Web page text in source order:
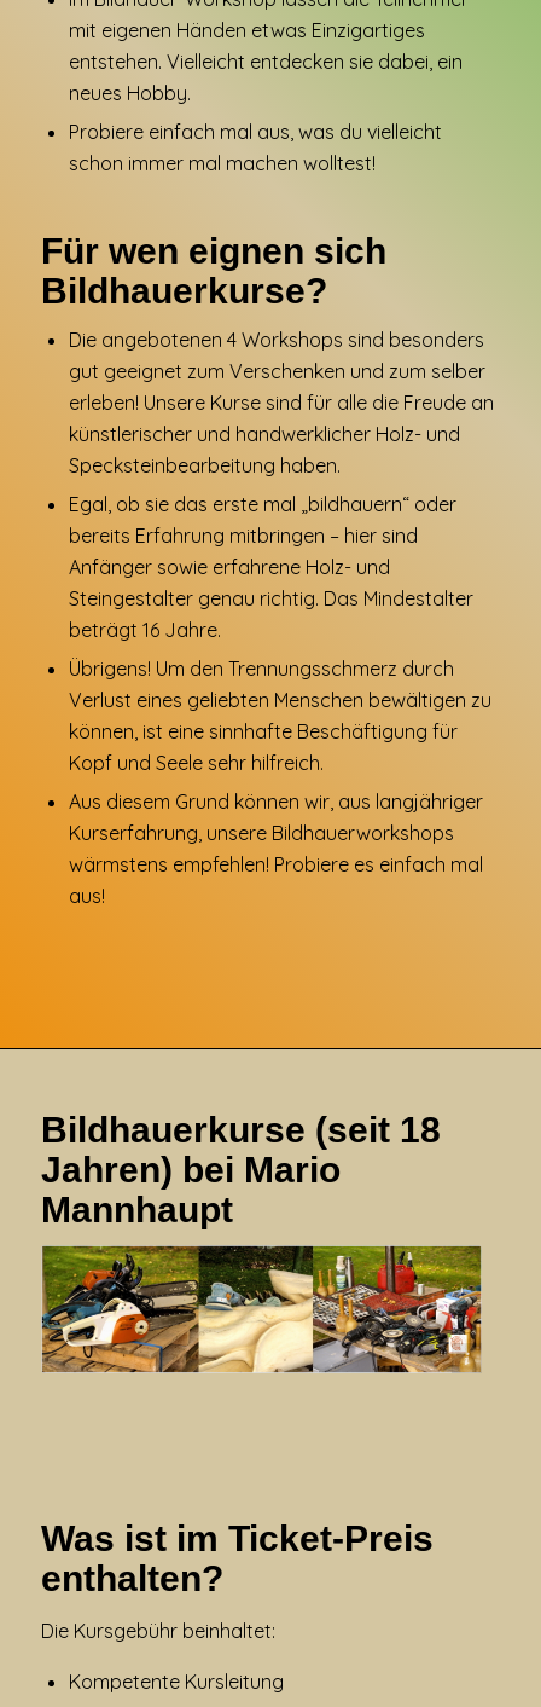
mit eigenen Händen etwas Einzigartiges
entstehen. Vielleicht entdecken sie dabei, ein
neues Hobby.
Probiere einfach mal aus, was du vielleicht
schon immer mal machen wolltest!
Für wen eignen sich
Bildhauerkurse?
Die angebotenen 4 Workshops sind besonders
gut geeignet zum Verschenken und zum selber
erleben! Unsere Kurse sind für alle die Freude an
künstlerischer und handwerklicher Holz- und
Specksteinbearbeitung haben.
Egal, ob sie das erste mal „bildhauern“ oder
bereits Erfahrung mitbringen – hier sind
Anfänger sowie erfahrene Holz- und
Steingestalter genau richtig. Das Mindestalter
beträgt 16 Jahre.
Übrigens! Um den Trennungsschmerz durch
Verlust eines geliebten Menschen bewältigen zu
können, ist eine sinnhafte Beschäftigung für
Kopf und Seele sehr hilfreich.
Aus diesem Grund können wir, aus langjähriger
Kurserfahrung, unsere Bildhauerworkshops
wärmstens empfehlen! Probiere es einfach mal
aus!
Bildhauerkurse (seit 18
Jahren) bei Mario
Mannhaupt
mm
Was ist im Ticket-Preis
enthalten?
Die Kursgebühr beinhaltet:
Kompetente Kursleitung